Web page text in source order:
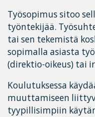
Työsopimus sitoo
työntekijää.
tai sen tekemistä
sopimalla asiasta
(direktio-oikeus) tai
Koulutuksessa
muuttamiseen
tyypillisimpiin